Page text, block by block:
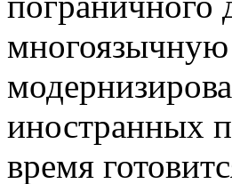
иностранных
время